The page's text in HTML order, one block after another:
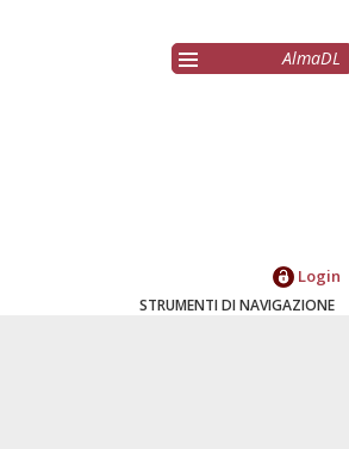
AlmaDL
Login
STRUMENTI DI NAVIGAZIONE